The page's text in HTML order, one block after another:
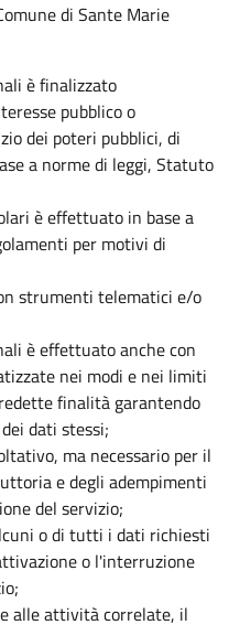
di Sante Marie
è finalizzato
pubblico o
dei poteri pubblici, di
a norme di leggi, Statuto
è effettuato in base a
per motivi di
strumenti telematici e/o
è effettuato anche con
nei modi e nei limiti
finalità garantendo
dati stessi;
ma necessario per il
e degli adempimenti
del servizio;
o di tutti i dati richiesti
o l'interruzione
alle attività correlate, il